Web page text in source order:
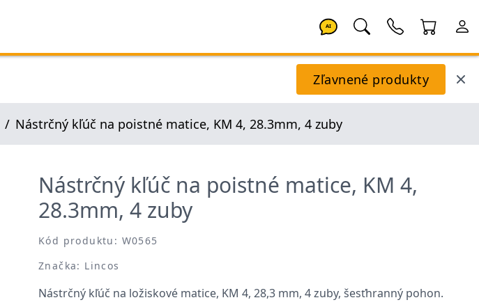
AI
Zľavnené produkty
Nástrčný kľúč na poistné matice, KM 4, 28.3mm, 4 zuby
Nástrčný kľúč na poistné matice, KM 4,
28.3mm, 4 zuby
Kód produktu: W0565
Značka: Lincos
Nástrčný kľúč na ložiskové matice, KM 4, 28,3 mm, 4 zuby, šesťhranný pohon.